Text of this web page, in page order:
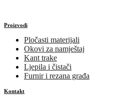
Proizvodi
Pločasti materijali
Okovi za namještaj
Kant trake
Ljepila i čistači
Furnir i rezana građa
Kontakt